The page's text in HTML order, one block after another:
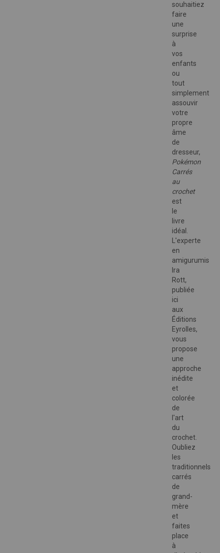
souhaitiez
faire
une
surprise
à
vos
enfants
ou
tout
simplement
assouvir
votre
propre
âme
de
dresseur,
Pokémon
Carrés
au
crochet
est
le
livre
idéal.
L'experte
en
amigurumis
Ira
Rott,
publiée
ici
aux
Éditions
Eyrolles,
vous
propose
une
approche
inédite
et
colorée
de
l'art
du
crochet.
Oubliez
les
traditionnels
carrés
de
grand-
mère
et
faites
place
à